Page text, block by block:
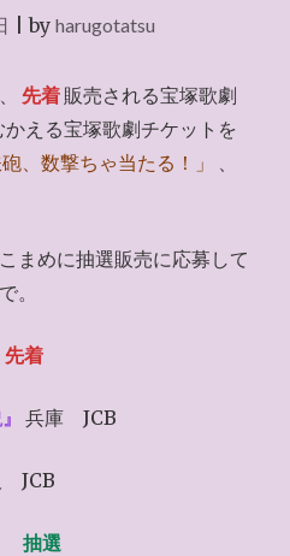
|by harugotatsu
先着 販売される宝塚歌劇
かえる宝塚歌劇チケットを
砲、数撃ちゃ当たる！」
、
まめに抽選販売に応募して
。
先着
兵庫 JCB
JCB
抽選